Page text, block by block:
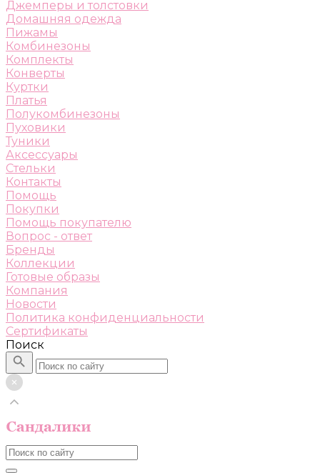
Джемперы и толстовки
Домашняя одежда
Пижамы
Комбинезоны
Комплекты
Конверты
Куртки
Платья
Полукомбинезоны
Пуховики
Туники
Аксессуары
Стельки
Контакты
Помощь
Покупки
Помощь покупателю
Вопрос - ответ
Бренды
Коллекции
Готовые образы
Компания
Новости
Политика конфиденциальности
Сертификаты
Поиск